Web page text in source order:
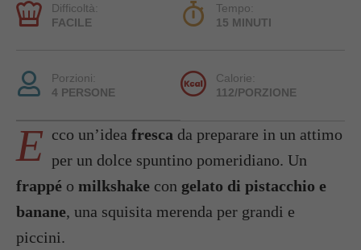
Difficoltà:
FACILE
Tempo:
15 MINUTI
Porzioni:
4 PERSONE
Calorie:
112/PORZIONE
E cco un’idea fresca da preparare in un attimo
per un dolce spuntino pomeridiano. Un
frappé o milkshake con gelato di pistacchio e
banane, una squisita merenda per grandi e
piccini.